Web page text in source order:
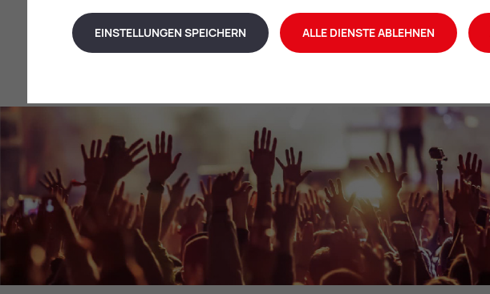
EINSTELLUNGEN SPEICHERN ALLE DIENSTE ABLEHNEN